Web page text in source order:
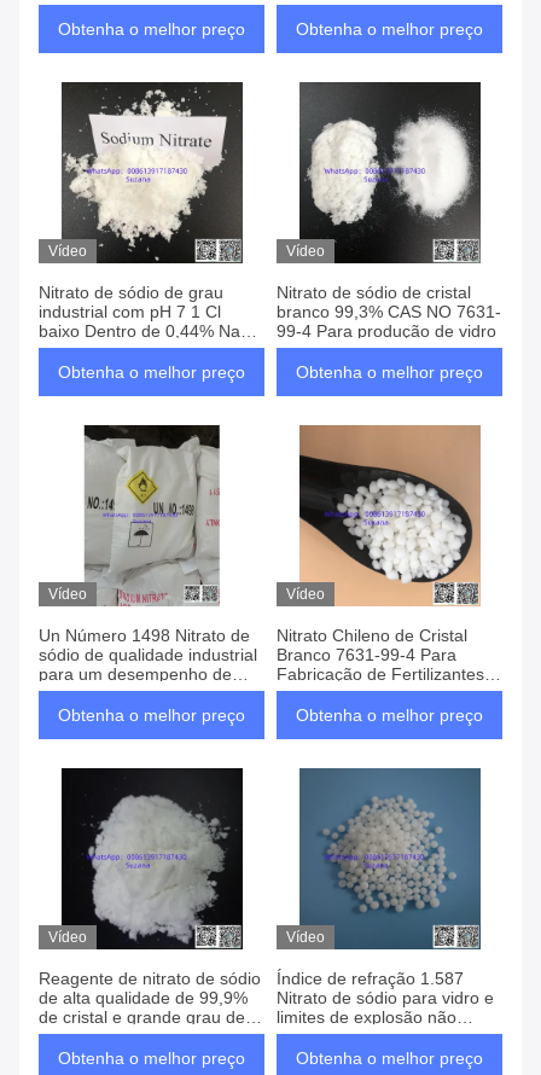
Obtenha o melhor preço Obtenha o melhor preço
Vídeo
Nitrato de sódio de grau
industrial com pH 7 1 Cl
baixo Dentro de 0,44% Na
99,4%
Obtenha o melhor preço
Vídeo
Nitrato de sódio de cristal
branco 99,3% CAS NO 7631-
99-4 Para produção de vidro
Obtenha o melhor preço
Vídeo
Un Número 1498 Nitrato de
sódio de qualidade industrial
para um desempenho de
produção eficaz
Obtenha o melhor preço
Vídeo
Nitrato Chileno de Cristal
Branco 7631-99-4 Para
Fabricação de Fertilizantes
Superior
Obtenha o melhor preço
Vídeo
Reagente de nitrato de sódio
de alta qualidade de 99,9%
de cristal e grande grau de
nitrato de sódio para
fabricação industrial
Obtenha o melhor preço
Vídeo
Índice de refração 1.587
Nitrato de sódio para vidro e
limites de explosão não
aplicáveis
Obtenha o melhor preço